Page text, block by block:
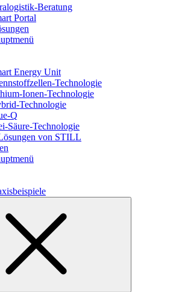
Beratung
Portal
Energy Unit
Technologie
Ionen-Technologie
Technologie
Q
Säure-Technologie
von STILL